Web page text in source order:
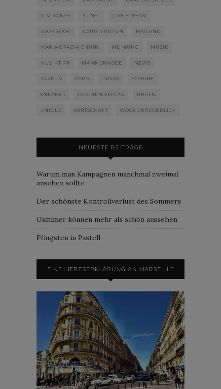
KIM JONES KUNST LIVE STREAM
LOOKBOOK LOUIS VUITTON MAILAND
MARIA GRAZIA CHIURI MEINUNG MUSIK
MUSIKTIPP MÄNNERMODE NEWS
PARFUM PARIS PRADA SCHUHE
SNEAKER TASCHEN VERLAG UHREN
UNIQLO WIRTSCHAFT WOCHENRÜCKBLICK
NEUESTE BEITRÄGE
Warum man Kampagnen manchmal zweimal
ansehen sollte
Der schönste Kontrollverlust des Sommers
Oldtimer können mehr als schön aussehen
Pfingsten in Pastell
EINE LIEBESERKLÄRUNG AN MARSEILLE